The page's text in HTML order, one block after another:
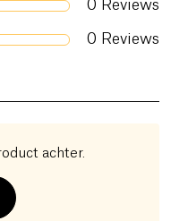
0 Reviews
0 Reviews
achter.